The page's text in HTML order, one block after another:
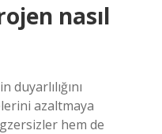
nasıl
azaltmaya
hem de